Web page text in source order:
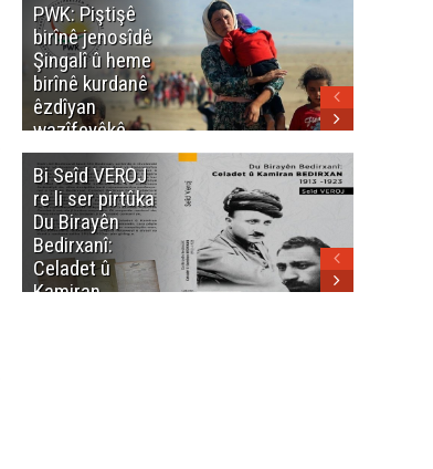
PWK: Piştişê
birînê jenosîdê
Şingalî û heme
birînê kurdanê
êzdîyan
wazîfeyêkê
neteweyî yê
heme kurdanê
dinya yo
Bi Seîd VEROJ
re li ser pirtûka
Du Birayên
Bedirxanî:
Celadet û
Kamiran